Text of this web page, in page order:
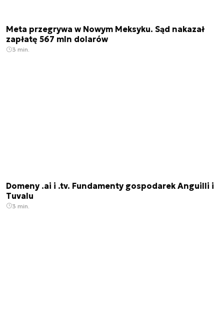
Meta przegrywa w Nowym Meksyku. Sąd nakazał
zapłatę 567 mln dolarów
3 min.
Domeny .ai i .tv. Fundamenty gospodarek Anguilli i
Tuvalu
3 min.